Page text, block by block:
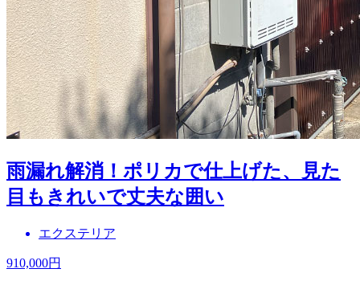
雨漏れ解消！ポリカで仕上げた、見た
目もきれいで丈夫な囲い
エクステリア
910,000円